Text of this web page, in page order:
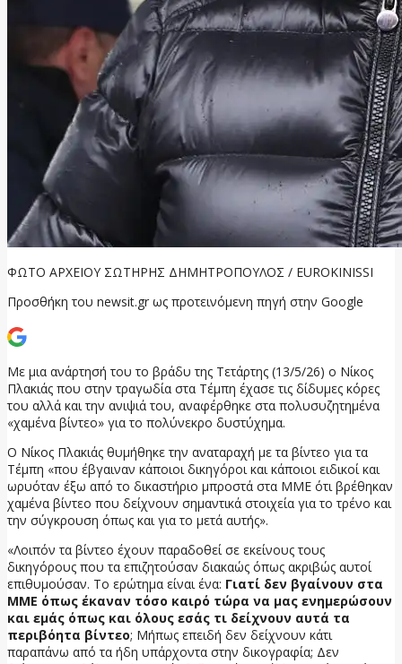
ΦΩΤΟ ΑΡΧΕΙΟΥ ΣΩΤΗΡΗΣ ΔΗΜΗΤΡΟΠΟΥΛΟΣ / EUROKINISSI
Προσθήκη του newsit.gr ως προτεινόμενη πηγή στην Google
Με μια ανάρτησή του το βράδυ της Τετάρτης (13/5/26) ο Νίκος
Πλακιάς που στην τραγωδία στα Τέμπη έχασε τις δίδυμες κόρες
του αλλά και την ανιψιά του, αναφέρθηκε στα πολυσυζητημένα
«χαμένα βίντεο» για το πολύνεκρο δυστύχημα.
Ο Νίκος Πλακιάς θυμήθηκε την αναταραχή με τα βίντεο για τα
Τέμπη «που έβγαιναν κάποιοι δικηγόροι και κάποιοι ειδικοί και
ωρυόταν έξω από το δικαστήριο μπροστά στα ΜΜΕ ότι βρέθηκαν
χαμένα βίντεο που δείχνουν σημαντικά στοιχεία για το τρένο και
την σύγκρουση όπως και για το μετά αυτής».
«Λοιπόν τα βίντεο έχουν παραδοθεί σε εκείνους τους
δικηγόρους που τα επιζητούσαν διακαώς όπως ακριβώς αυτοί
επιθυμούσαν. Το ερώτημα είναι ένα: Γιατί δεν βγαίνουν στα
ΜΜΕ όπως έκαναν τόσο καιρό τώρα να μας ενημερώσουν
και εμάς όπως και όλους εσάς τι δείχνουν αυτά τα
περιβόητα βίντεο; Μήπως επειδή δεν δείχνουν κάτι
παραπάνω από τα ήδη υπάρχοντα στην δικογραφία; Δεν